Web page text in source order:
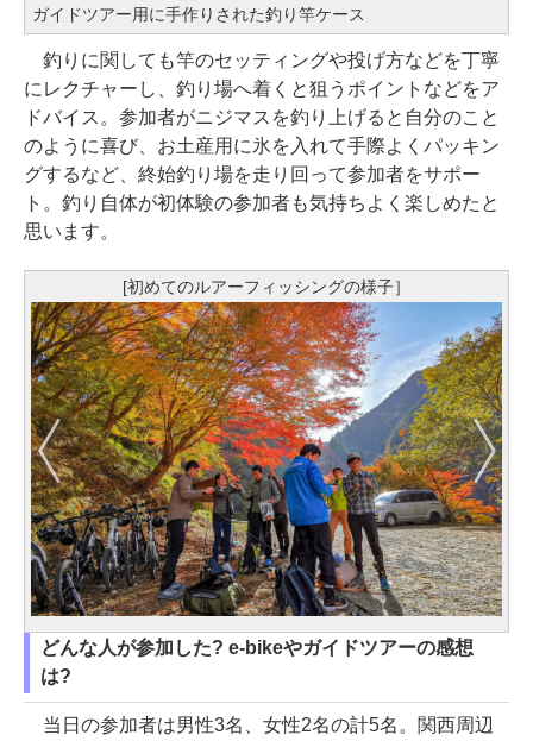
ガイドツアー用に手作りされた釣り竿ケース
釣りに関しても竿のセッティングや投げ方などを丁寧
にレクチャーし、釣り場へ着くと狙うポイントなどをア
ドバイス。参加者がニジマスを釣り上げると自分のこと
のように喜び、お土産用に氷を入れて手際よくパッキン
グするなど、終始釣り場を走り回って参加者をサポー
ト。釣り自体が初体験の参加者も気持ちよく楽しめたと
思います。
[初めてのルアーフィッシングの様子］
どんな人が参加した? e-bikeやガイドツアーの感想
は?
当日の参加者は男性3名、女性2名の計5名。関西周辺